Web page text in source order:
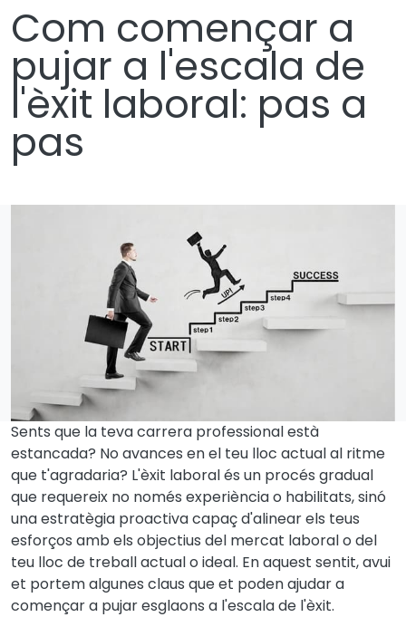
Com començar a
pujar a l'escala de
l'èxit laboral: pas a
pas
Sents que la teva carrera professional està
estancada? No avances en el teu lloc actual al ritme
que t'agradaria? L'èxit laboral és un procés gradual
que requereix no només experiència o habilitats, sinó
una estratègia proactiva capaç d'alinear els teus
esforços amb els objectius del mercat laboral o del
teu lloc de treball actual o ideal. En aquest sentit, avui
et portem algunes claus que et poden ajudar a
començar a pujar esglaons a l'escala de l'èxit.